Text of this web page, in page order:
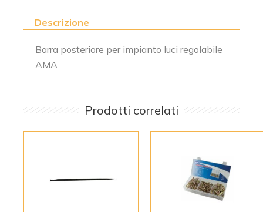
Descrizione
Barra posteriore per impianto luci regolabile
AMA
Prodotti correlati